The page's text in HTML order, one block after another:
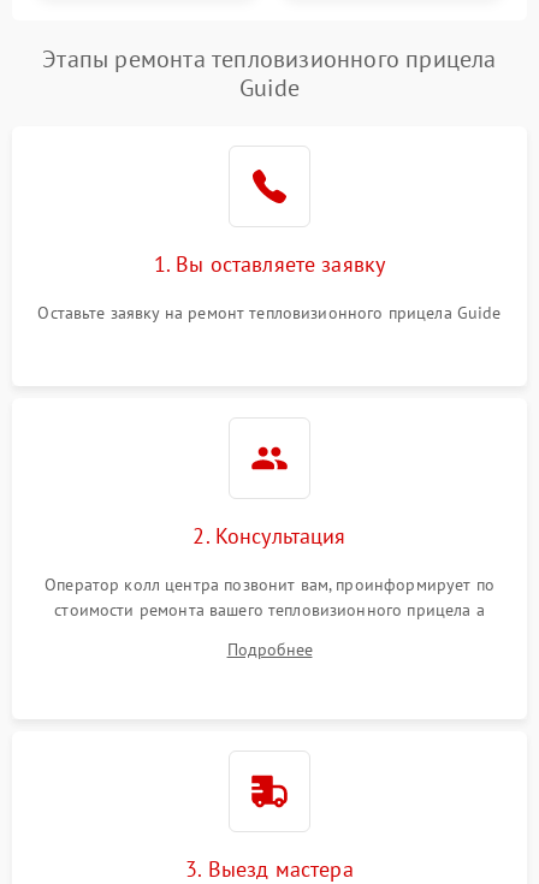
Этапы ремонта тепловизионного прицела
Guide
1. Вы оставляете заявку
Оставьте заявку на ремонт тепловизионного прицела Guide
2. Консультация
Оператор колл центра позвонит вам, проинформирует по
стоимости ремонта вашего тепловизионного прицела а
Подробнее
3. Выезд мастера